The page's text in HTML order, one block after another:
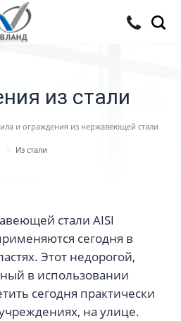
из стали
и ограждения из нержавеющей стали
Из стали
стали AISI
сегодня в
Этот недорогой,
в использовании
сегодня практически
на улице.